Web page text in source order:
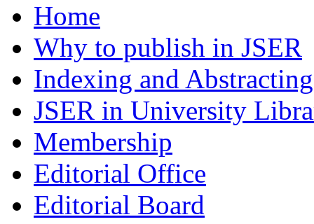
Home
Why to publish in JSER
Indexing and Abstracting
JSER in University
Membership
Editorial Office
Editorial Board